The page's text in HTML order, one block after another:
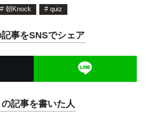
# 朝Knock # quiz
記事をSNSでシェア
の記事を書いた人